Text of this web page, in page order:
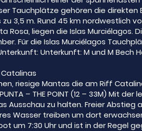
Tauchplätze gehören die direkten
3,5 m. Rund 45 km nordwestlich
liegen die Islas Murciélagos.
Für die Islas Murciélagos
Unterkunft: M und M Bech
Catalinas
riesige Mantas die am Riff
– THE POINT (12 – 33M) Mit der
zu halten. Freier Abstieg
Wasser treiben um dort
7:30 Uhr und ist in der Regel